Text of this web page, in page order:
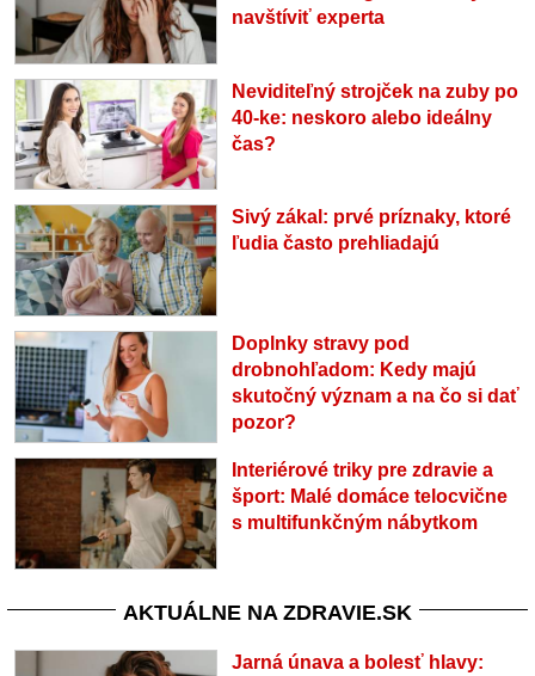
navštíviť experta
Neviditeľný strojček na zuby po
40-ke: neskoro alebo ideálny
čas?
Sivý zákal: prvé príznaky, ktoré
ľudia často prehliadajú
Doplnky stravy pod
drobnohľadom: Kedy majú
skutočný význam a na čo si dať
pozor?
Interiérové triky pre zdravie a
šport: Malé domáce telocvične
s multifunkčným nábytkom
AKTUÁLNE NA ZDRAVIE.SK
Jarná únava a bolesť hlavy: